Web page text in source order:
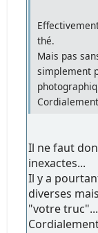
thé.
Mais pas
simplement
Il ne faut
inexactes...
Il y a
diverses
"votre